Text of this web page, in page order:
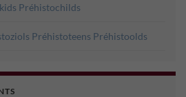
Préhistochilds
Préhistoteens Préhistoolds